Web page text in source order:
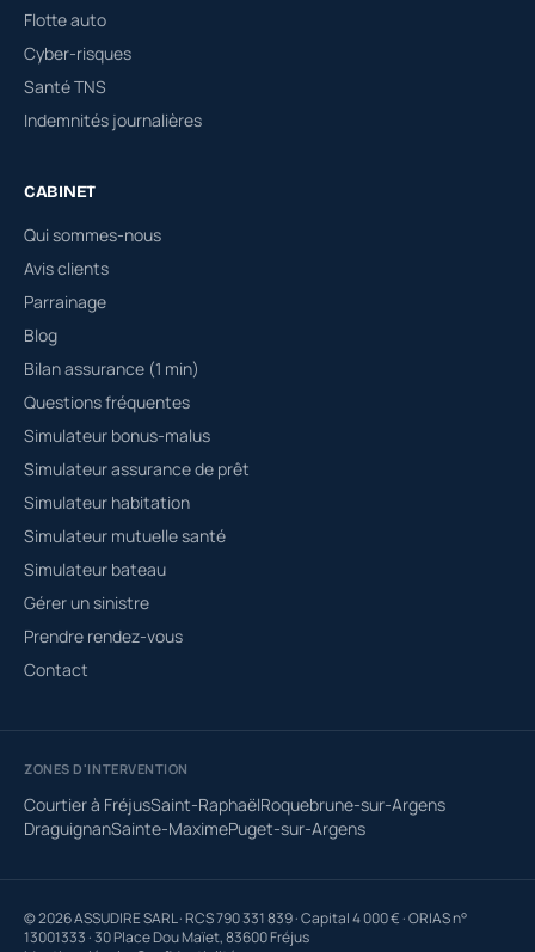
Flotte auto
Cyber-risques
Santé TNS
Indemnités journalières
CABINET
Qui sommes-nous
Avis clients
Parrainage
Blog
Bilan assurance (1 min)
Questions fréquentes
Simulateur bonus-malus
Simulateur assurance de prêt
Simulateur habitation
Simulateur mutuelle santé
Simulateur bateau
Gérer un sinistre
Prendre rendez-vous
Contact
ZONES D'INTERVENTION
Courtier à FréjusSaint-RaphaëlRoquebrune-sur-Argens
DraguignanSainte-MaximePuget-sur-Argens
© 2026 ASSUDIRE SARL · RCS 790 331 839 · Capital 4 000 € · ORIAS n°
13001333 · 30 Place Dou Maïet, 83600 Fréjus